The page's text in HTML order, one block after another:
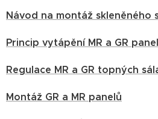
Návod na montáž skleněného
Princip vytápění MR a GR
Regulace MR a GR topných
Montáž GR a MR panelů